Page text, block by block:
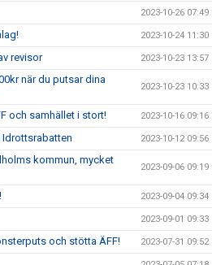
2023-10-26 07:49
2023-10-24 11:30
revisor 2023-10-23 13:57
när du putsar dina
2023-10-23 10:33
och samhället i stort! 2023-10-16 09:16
2023-10-12 09:56
kommun, mycket
2023-09-06 09:19
2023-09-04 09:34
2023-09-01 09:33
och stötta ÄFF! 2023-07-31 09:52